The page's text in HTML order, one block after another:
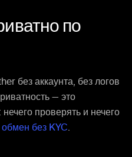
по
без аккаунта, без логов
— это
проверять и нечего
обмен без KYC.